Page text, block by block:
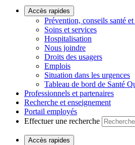
Accès rapides
Prévention, conseils santé
Soins et services
Hospitalisation
Nous joindre
Droits des usagers
Emplois
Situation dans les urgences
Tableau de bord de Santé
Professionnels et partenaires
Recherche et enseignement
Portail employés
Effectuer une recherche
Accès rapides